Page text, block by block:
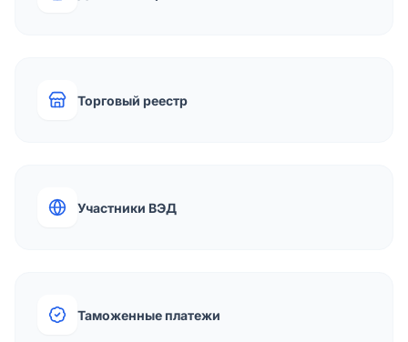
Торговый реестр
Участники ВЭД
Таможенные платежи